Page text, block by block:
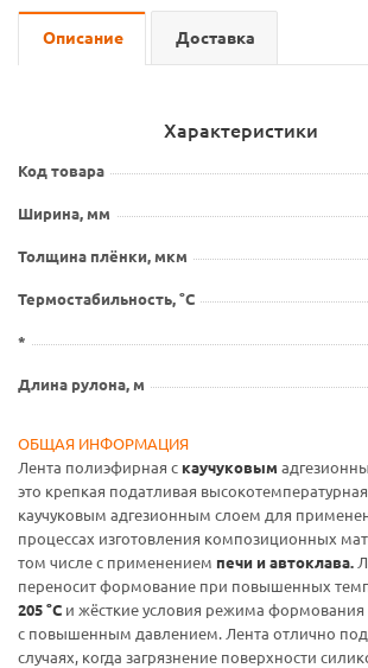
Описание Доставка
Характеристики
Код товара
Ширина, мм
Толщина плёнки, мкм
Термостабильность, °С
*
Длина рулона, м
ОБЩАЯ ИНФОРМАЦИЯ
Лента полиэфирная с каучуковым
это крепкая податливая
каучуковым адгезионным слоем для
процессах изготовления композиционных
том числе с применением печи и автоклава.
переносит формование при повышенных
205 °С и жёсткие условия режима формования
с повышенным давлением. Лента отлично
случаях, когда загрязнение поверхности